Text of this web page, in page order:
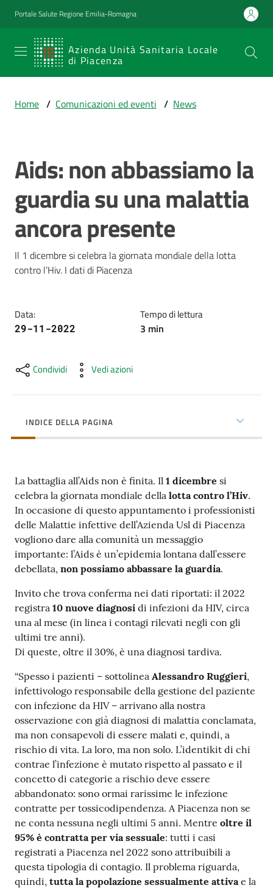
Vai al contenuto
Vai alla navigazione
Vai al footer
Portale Salute Regione Emilia-Romagna
Azienda Unità Sanitaria Locale
di Piacenza
SERVIZIO
SANITARIO
Emilia-
Sanitaria Locale
di Piacenza
e
percorsi
di
cura
Come
territorio
Studiare
a
Piacenza
Costruiamo
Salute
Novità
Scuole
Imprese
ed Enti
Seguici
su
Home / Comunicazioni ed eventi / News
Salta al contenuto
Aids: non abbassiamo la
guardia su una malattia
ancora presente
Il 1 dicembre si celebra la giornata mondiale della lotta
contro l’Hiv. I dati di Piacenza
Data:
29-11-2022
Tempo di lettura
3 min
Condividi Vedi azioni
INDICE DELLA PAGINA
La battaglia all’Aids non è finita. Il 1 dicembre si
celebra la giornata mondiale della lotta contro l’Hiv.
In occasione di questo appuntamento i professionisti
delle Malattie infettive dell’Azienda Usl di Piacenza
vogliono dare alla comunità un messaggio
importante: l’Aids è un’epidemia lontana dall’essere
debellata, non possiamo abbassare la guardia.
Invito che trova conferma nei dati riportati: il 2022
registra 10 nuove diagnosi di infezioni da HIV, circa
una al mese (in linea i contagi rilevati negli con gli
ultimi tre anni).
Di queste, oltre il 30%, è una diagnosi tardiva.
“Spesso i pazienti – sottolinea Alessandro Ruggieri,
infettivologo responsabile della gestione del paziente
con infezione da HIV – arrivano alla nostra
osservazione con già diagnosi di malattia conclamata,
ma non consapevoli di essere malati e, quindi, a
rischio di vita. La loro, ma non solo. L’identikit di chi
contrae l’infezione è mutato rispetto al passato e il
concetto di categorie a rischio deve essere
abbandonato: sono ormai rarissime le infezione
contratte per tossicodipendenza. A Piacenza non se
ne conta nessuna negli ultimi 5 anni. Mentre oltre il
95% è contratta per via sessuale: tutti i casi
registrati a Piacenza nel 2022 sono attribuibili a
questa tipologia di contagio. Il problema riguarda,
quindi, tutta la popolazione sessualmente attivae la